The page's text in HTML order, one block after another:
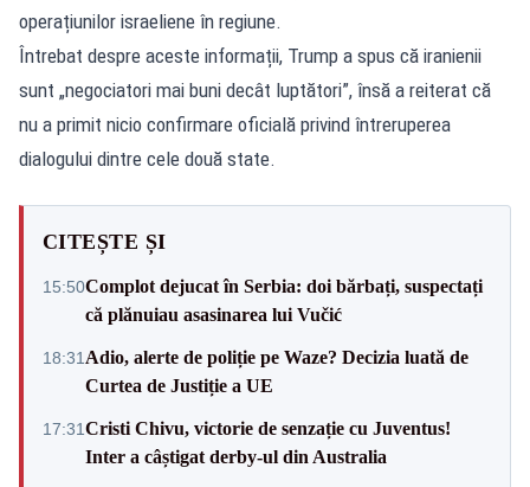
operațiunilor israeliene în regiune.
Întrebat despre aceste informații, Trump a spus că iranienii
sunt „negociatori mai buni decât luptători”, însă a reiterat că
nu a primit nicio confirmare oficială privind întreruperea
dialogului dintre cele două state.
CITEȘTE ȘI
15:50Complot dejucat în Serbia: doi bărbați, suspectați
că plănuiau asasinarea lui Vučić
18:31 Adio, alerte de poliție pe Waze? Decizia luată de
Curtea de Justiție a UE
17:31Cristi Chivu, victorie de senzație cu Juventus!
Inter a câștigat derby-ul din Australia